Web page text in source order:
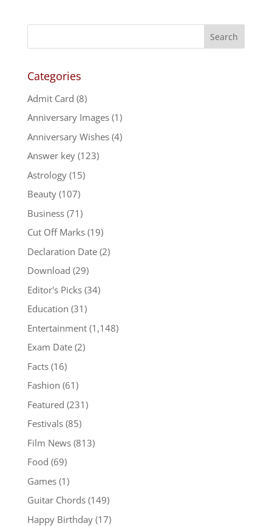
Categories
Admit Card (8)
Anniversary Images(1)
Anniversary Wishes(4)
Answer key(123)
Astrology(15)
Beauty(107)
Business(71)
Cut Off Marks(19)
Declaration Date(2)
Download (29)
Editor's Picks(34)
Education (31)
Entertainment(1,148)
Exam Date(2)
Facts(16)
Fashion (61)
Featured (231)
Festivals(85)
Film News(813)
Food (69)
Games(1)
Guitar Chords(149)
Happy Birthday(17)